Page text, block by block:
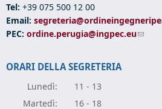
Tel: +39 075 500 12 00
Email:
PEC: ordine.perugia@ingpec.eu(link
ORARI DELLA SEGRETERIA
Lunedì:
11 - 13
Martedì: 16 - 18